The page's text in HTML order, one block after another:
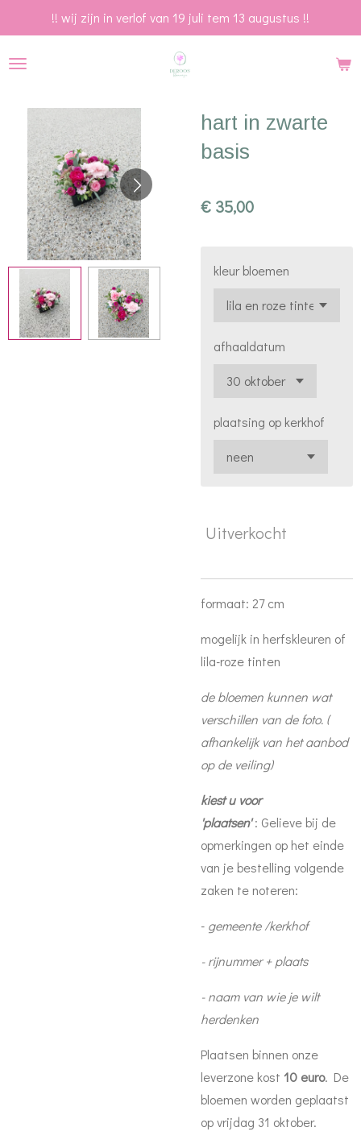
naar
hoofdinhoud
!! wij zijn in verlof van 19 juli tem 13 augustus !!
hart in zwarte
basis
€ 35,00
kleur bloemen
afhaaldatum
plaatsing op kerkhof
Uitverkocht
formaat: 27 cm
mogelijk in herfskleuren of
lila-roze tinten
de bloemen kunnen wat
verschillen van de foto. (
afhankelijk van het aanbod
op de veiling)
kiest u voor
'plaatsen': Gelieve bij de
opmerkingen op het einde
van je bestelling volgende
zaken te noteren:
- gemeente /kerkhof
- rijnummer + plaats
- naam van wie je wilt
herdenken
Plaatsen binnen onze
leverzone kost 10 euro. De
bloemen worden geplaatst
op vrijdag 31 oktober.